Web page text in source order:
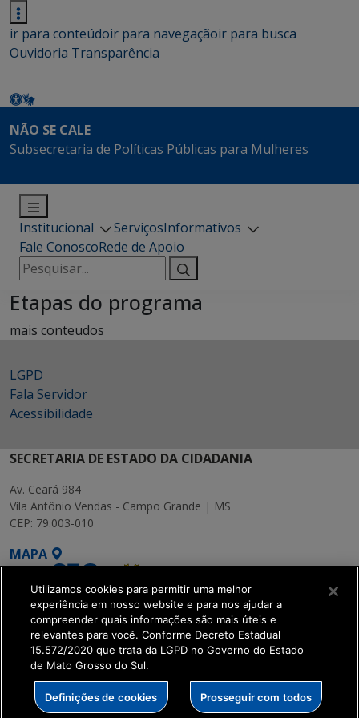
ir para conteúdoir para navegaçãoir para busca
Ouvidoria Transparência
NÃO SE CALE
Subsecretaria de Políticas Públicas para Mulheres
Institucional ServiçosInformativos
Fale ConoscoRede de Apoio
Pesquisar
por:
Etapas do programa
mais conteudos
LGPD
Fala Servidor
Acessibilidade
SECRETARIA DE ESTADO DA CIDADANIA
Av. Ceará 984
Vila Antônio Vendas - Campo Grande | MS
CEP: 79.003-010
MAPA
SETDIG | Secretaria-
Executiva de
Transformação Digital
Utilizamos cookies para permitir uma melhor
experiência em nosso website e para nos ajudar a
compreender quais informações são mais úteis e
relevantes para você. Conforme Decreto Estadual
15.572/2020 que trata da LGPD no Governo do Estado
de Mato Grosso do Sul.
Definições de cookies Prosseguir com todos